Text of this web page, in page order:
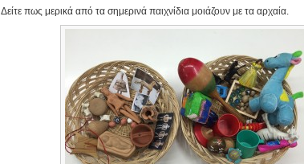
Δείτε πως μερικά από τα σημερινά παιχνίδια μοιάζουν με τα αρχαία.